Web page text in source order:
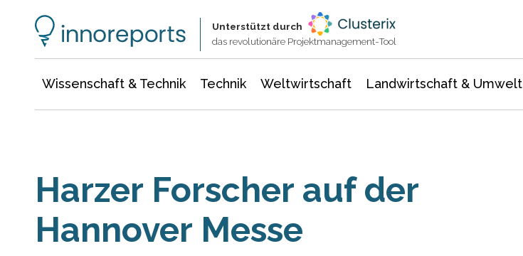
Unterstützt durch
das revolutionäre Projektmanagement-Tool
Wissenschaft & Technik Technik Weltwirtschaft Landwirtschaft & Umwelt
Harzer Forscher auf der
Hannover Messe